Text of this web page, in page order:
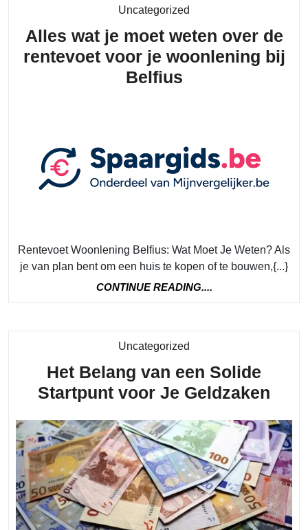
financiële
Uncategorized
Alles wat je moet weten over de
rentevoet voor je woonlening bij
BelfiusAlles
weten
over
voor
je
woonlening
Rentevoet Woonlening Belfius: Wat Moet Je Weten? Als
je van plan bent om een huis te kopen of te bouwen,{...}
CONTINUE READING....
Uncategorized
Het Belang van een Solide
Startpunt voor Je Geldzaken
van
een
voor